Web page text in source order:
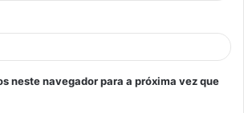
neste navegador para a próxima vez que